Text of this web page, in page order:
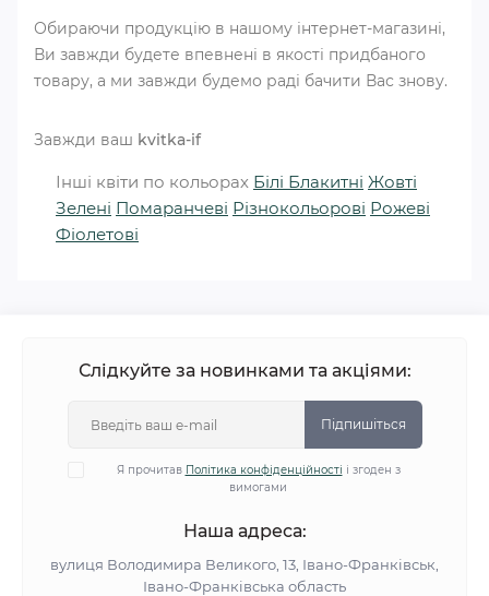
Обираючи продукцію в нашому інтернет-магазині,
Ви завжди будете впевнені в якості придбаного
товару, а ми завжди будемо раді бачити Вас знову.
Завжди ваш kvitka-if
Інші квіти по кольорах Білі Блакитні Жовті
Зелені Помаранчеві Різнокольорові Рожеві
Фіолетові
Слідкуйте за новинками та акціями:
Підпишіться
Я прочитав Політика конфіденційності і згоден з
вимогами
Наша адреса:
вулиця Володимира Великого, 13, Івано-Франківськ,
Івано-Франківська область